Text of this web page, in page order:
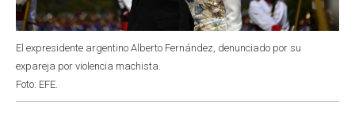
El expresidente argentino Alberto Fernández, denunciado por su
expareja por violencia machista.
Foto: EFE.